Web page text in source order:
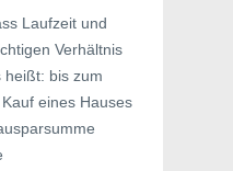
Laufzeit und
Verhältnis
heißt: bis zum
eines Hauses